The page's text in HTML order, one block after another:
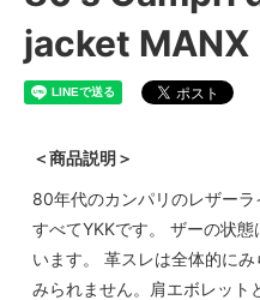
jacket MANX
＜商品説明＞
80年代のカンパリのレザー
すべてYKKです。 ザーの状
います。 革スレは全体的に
みられません。肩エボレット